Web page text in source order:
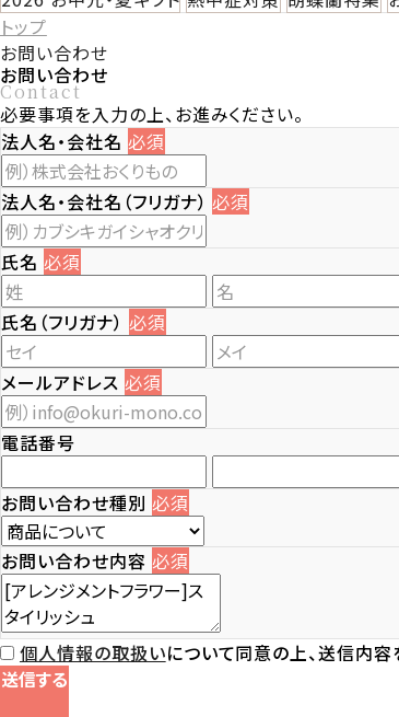
トップ
お問い合わせ
お問い合わせ
Contact
必要事項を入力の上、お進みください。
法人名・会社名 必須
法人名・会社名（フリガナ）必須
氏名 必須
氏名（フリガナ） 必須
メールアドレス 必須
電話番号
お問い合わせ種別 必須
お問い合わせ内容 必須
個人情報の取扱いについて同意の上、送信内容
送信する